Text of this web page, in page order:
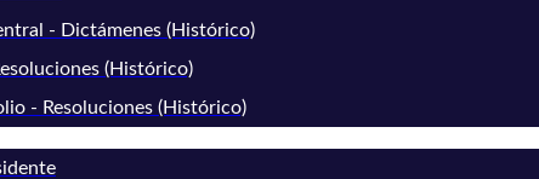
- Dictámenes (Histórico)
(Histórico)
- Resoluciones (Histórico)